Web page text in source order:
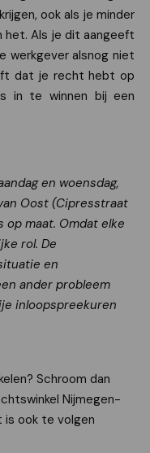
ook als je minder
Als je dit aangeeft
werkgever alsnog niet
dat je recht hebt op
in te winnen bij een
en woensdag,
Oost (Cipresstraat
op maat. Omdat elke
rol. De
en
ander probleem
inloopspreekuren
Schroom dan
Nijmegen-
is ook te volgen